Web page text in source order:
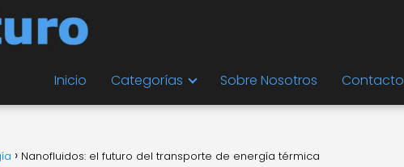
Inicio Categorías Sobre Nosotros Contacto
Nanofluidos: el futuro del transporte de energía térmica